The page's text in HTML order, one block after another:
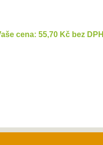
cena: 55,70 Kč bez DPH